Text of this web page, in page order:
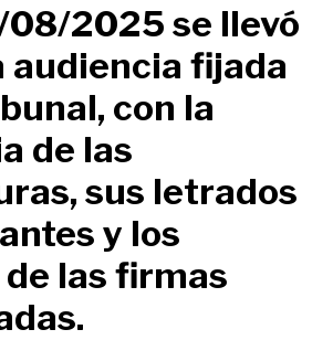
08/2025 se llevó
audiencia fijada
con la
de las
sus letrados
y los
las firmas